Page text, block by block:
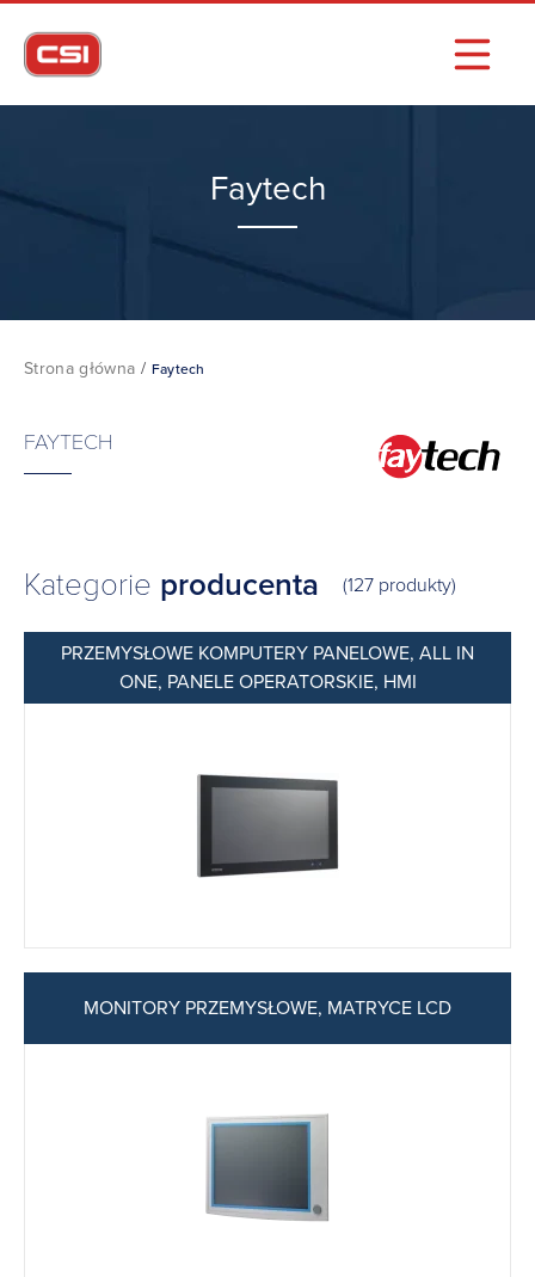
Faytech
Strona główna / Faytech
FAYTECH
Kategorie producenta (127 produkty)
PRZEMYSŁOWE KOMPUTERY PANELOWE, ALL IN
ONE, PANELE OPERATORSKIE, HMI
MONITORY PRZEMYSŁOWE, MATRYCE LCD